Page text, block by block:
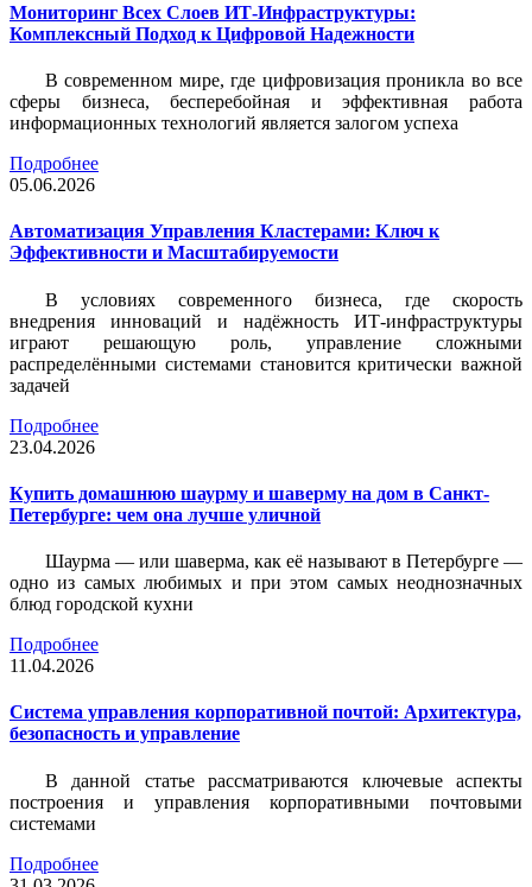
Мониторинг Всех Слоев ИТ-Инфраструктуры:
Комплексный Подход к Цифровой Надежности
В современном мире, где цифровизация проникла во все
сферы бизнеса, бесперебойная и эффективная работа
информационных технологий является залогом успеха
Подробнее
05.06.2026
Автоматизация Управления Кластерами: Ключ к
Эффективности и Масштабируемости
В условиях современного бизнеса, где скорость
внедрения инноваций и надёжность ИТ-инфраструктуры
играют решающую роль, управление сложными
распределёнными системами становится критически важной
задачей
Подробнее
23.04.2026
Купить домашнюю шаурму и шаверму на дом в Санкт-
Петербурге: чем она лучше уличной
Шаурма — или шаверма, как её называют в Петербурге —
одно из самых любимых и при этом самых неоднозначных
блюд городской кухни
Подробнее
11.04.2026
Система управления корпоративной почтой: Архитектура,
безопасность и управление
В данной статье рассматриваются ключевые аспекты
построения и управления корпоративными почтовыми
системами
Подробнее